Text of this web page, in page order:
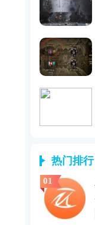
热门排行
01